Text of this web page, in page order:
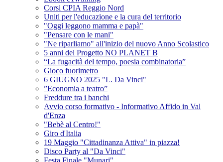
Corsi CPIA Reggio Nord
Uniti per l'educazione e la cura del territorio
"Oggi leggono mamma e papà"
"Pensare con le mani"
"Ne riparliamo" all'inizio del nuovo Anno Scolastico
5 anni del Progetto NO PLANET B
“La fugacità del tempo, poesia combinatoria”
Gioco fuorimetro
6 GIUGNO 2025 "L. Da Vinci"
”Economia a teatro”
Freddure tra i banchi
Avvio corso formativo - Informativo Affido in Val
d'Enza
"Bebè al Centro!"
Giro d'Italia
19 Maggio "Cittadinanza Attiva" in piazza!
Disco Party al "Da Vinci"